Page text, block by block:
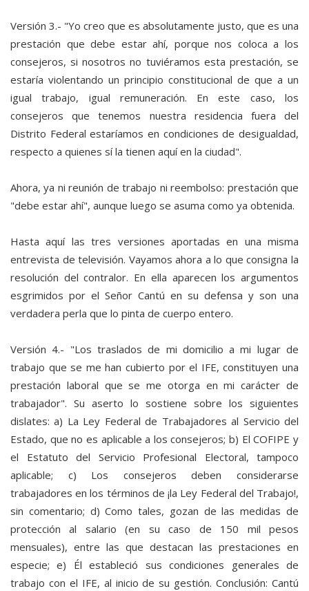
Versión 3.- "Yo creo que es absolutamente justo, que es una
prestación que debe estar ahí, porque nos coloca a los
consejeros, si nosotros no tuviéramos esta prestación, se
estaría violentando un principio constitucional de que a un
igual trabajo, igual remuneración. En este caso, los
consejeros que tenemos nuestra residencia fuera del
Distrito Federal estaríamos en condiciones de desigualdad,
respecto a quienes sí la tienen aquí en la ciudad".
Ahora, ya ni reunión de trabajo ni reembolso: prestación que
"debe estar ahí", aunque luego se asuma como ya obtenida.
Hasta aquí las tres versiones aportadas en una misma
entrevista de televisión. Vayamos ahora a lo que consigna la
resolución del contralor. En ella aparecen los argumentos
esgrimidos por el Señor Cantú en su defensa y son una
verdadera perla que lo pinta de cuerpo entero.
Versión 4.- "Los traslados de mi domicilio a mi lugar de
trabajo que se me han cubierto por el IFE, constituyen una
prestación laboral que se me otorga en mi carácter de
trabajador". Su aserto lo sostiene sobre los siguientes
dislates: a) La Ley Federal de Trabajadores al Servicio del
Estado, que no es aplicable a los consejeros; b) El COFIPE y
el Estatuto del Servicio Profesional Electoral, tampoco
aplicable; c) Los consejeros deben considerarse
trabajadores en los términos de ¡la Ley Federal del Trabajo!,
sin comentario; d) Como tales, gozan de las medidas de
protección al salario (en su caso de 150 mil pesos
mensuales), entre las que destacan las prestaciones en
especie; e) Él estableció sus condiciones generales de
trabajo con el IFE, al inicio de su gestión. Conclusión: Cantú